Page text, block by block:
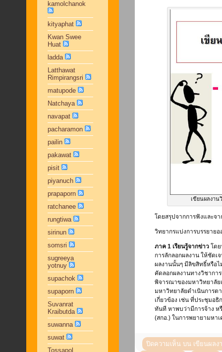
kamolchanok
kityaphat
Kwan Swee
Huat
ladda
Latthawat
Rimpirangsri
matupode
Natchaya
navapat
pacharamon
pailin
pakawat
pisit
piyanuch
prapaporn
ratchanee
rungtiwa
sirinun
somsri
sugreeya
yotnuy
supachok
supaporn
Suvanrat
Kraibutda
suwanna
suwat
Tossapol
เขียนผลงาน
โดยสรุปจากการฟังและจา
วิทยากรแบ่งการบรรยาย
ภาค 1 เรียนรู้จากข่าว โด
การลักลอกผลงาน ให้ชัดเ
ผลงานนั้นๆ มีลิขสิทธิ์หรือ
คัดลอกผลงานทางวิชากา
พิจารณาของมหาวิทยาลัย
มหาวิทยาลัยดำเนินการต
เกี่ยวข้อง เช่น ที่ประชุมอ
ทันที หาพบว่ามีการจ้าง ห
(สกอ.) ในการพยายามหา
ปิดความเห็น บน เขียนผลง